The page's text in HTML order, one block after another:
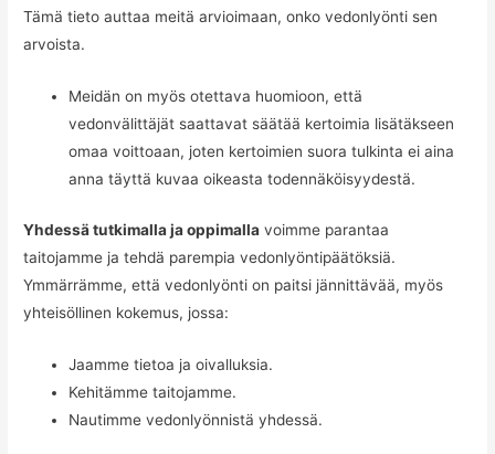
Tämä tieto auttaa meitä arvioimaan, onko vedonlyönti sen
arvoista.
Meidän on myös otettava huomioon, että
vedonvälittäjät saattavat säätää kertoimia lisätäkseen
omaa voittoaan, joten kertoimien suora tulkinta ei aina
anna täyttä kuvaa oikeasta todennäköisyydestä.
Yhdessä tutkimalla ja oppimalla voimme parantaa
taitojamme ja tehdä parempia vedonlyöntipäätöksiä.
Ymmärrämme, että vedonlyönti on paitsi jännittävää, myös
yhteisöllinen kokemus, jossa:
Jaamme tietoa ja oivalluksia.
Kehitämme taitojamme.
Nautimme vedonlyönnistä yhdessä.